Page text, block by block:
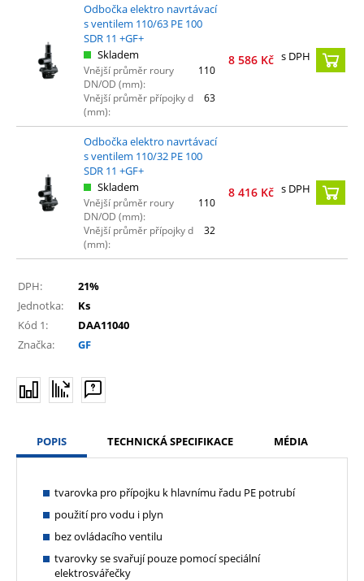
Odbočka elektro navrtávací
s ventilem 110/63 PE 100
SDR 11 +GF+
Skladem
Vnější průměr roury
DN/OD (mm):
110
Vnější průměr přípojky d
(mm):
63
8 586 Kč s DPH
Odbočka elektro navrtávací
s ventilem 110/32 PE 100
SDR 11 +GF+
Skladem
Vnější průměr roury
DN/OD (mm):
110
Vnější průměr přípojky d
(mm):
32
8 416 Kč s DPH
DPH:
21%
Jednotka:
Ks
Kód 1:
DAA11040
Značka:
GF
POPIS TECHNICKÁ SPECIFIKACE MÉDIA
tvarovka pro přípojku k hlavnímu řadu PE potrubí
použití pro vodu i plyn
bez ovládacího ventilu
tvarovky se svařují pouze pomocí speciální
elektrosvářečky